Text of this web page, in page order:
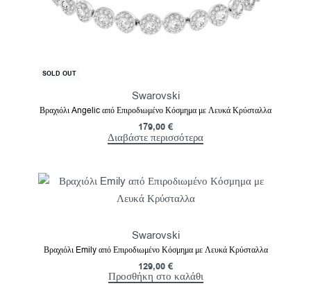
SOLD OUT
Swarovski
Βραχιόλι Angelic από Επιροδιωμένο Κόσμημα με Λευκά Κρύσταλλα
179,00 €
Διαβάστε περισσότερα
Swarovski
Βραχιόλι Emily από Επιροδιωμένο Κόσμημα με Λευκά Κρύσταλλα
129,00 €
Προσθήκη στο καλάθι